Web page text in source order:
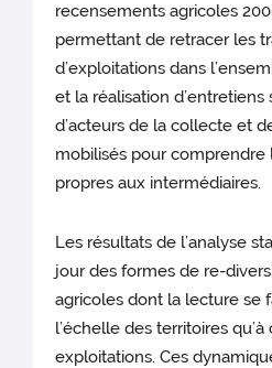
recensements agricoles
permettant de retracer les
d’exploitations dans
et la réalisation
d’acteurs de la collecte et
mobilisés pour comprendre
propres aux intermédiaires.
Les résultats de l’analyse
jour des formes de re-
agricoles dont la lecture se
l’échelle des territoires
exploitations. Ces